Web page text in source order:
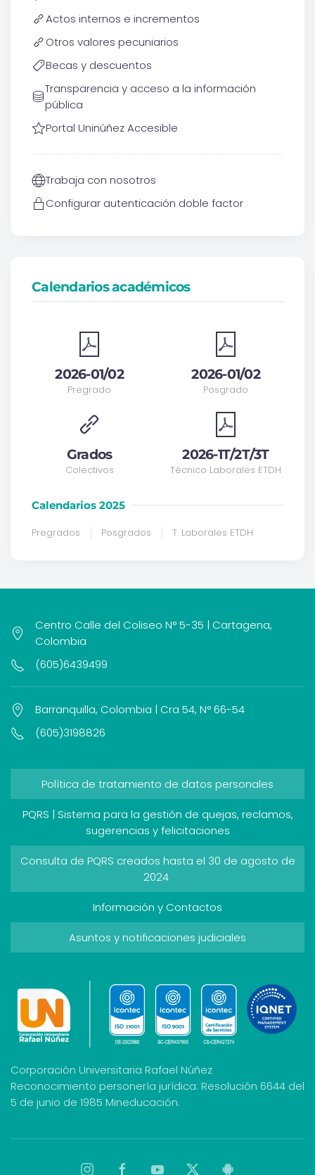
Actos internos e incrementos
Otros valores pecuniarios
Becas y descuentos
Transparencia y acceso a la información
pública
Portal Uninúñez Accesible
Trabaja con nosotros
Configurar autenticación doble factor
Calendarios académicos
2026-01/02
Pregrado
Grados
Colectivos
2026-01/02
Posgrado
2026-1T/2T/3T
Técnico Laborales ETDH
Calendarios 2025
Pregrados Posgrados T. Laborales ETDH
Centro Calle del Coliseo N° 5-35 | Cartagena,
Colombia
(605)6439499
Barranquilla, Colombia | Cra 54, N° 66-54
(605)3198826
Política de tratamiento de datos personales
PQRS | Sistema para la gestión de quejas, reclamos,
sugerencias y felicitaciones
Consulta de PQRS creados hasta el 30 de agosto de
2024
Información y Contactos
Asuntos y notificaciones judiciales
Corporación Universitaria Rafael Núñez
Reconocimiento personería jurídica: Resolución 6644 del
5 de junio de 1985 Mineducación.